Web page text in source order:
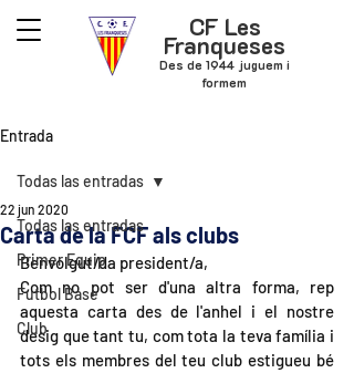
CF Les
Franqueses
Des de 1944 juguem i
formem
Entrada
Todas las entradas
Primer Equip
Futbol Base
Club
Todas las entradas
Carta de la FCF als clubs
22 jun 2020
Benvolgut/da president/a,
Com no pot ser d'una altra forma, rep
aquesta carta des de l'anhel i el nostre
desig que tant tu, com tota la teva família i
tots els membres del teu club estigueu bé